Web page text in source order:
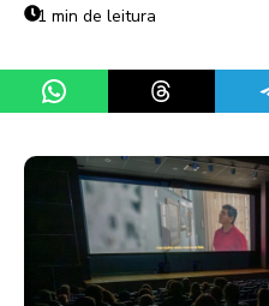
1 min de leitura
Share on WhatsApp
Share on